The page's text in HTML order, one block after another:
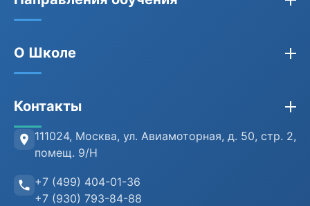
Бухгалтерия
Противодействие коррупции
Антитеррористическая безопасность
Информационная безопасность
Воинский учет
О Школе
Лицензия
Проверка документов (ФРДО)
Отзывы клиентов
Преподаватели
Контакты
111024, Москва, ул. Авиамоторная, д. 50, стр. 2,
помещ. 9/Н
+7 (499) 404-01-36
+7 (930) 793-84-88